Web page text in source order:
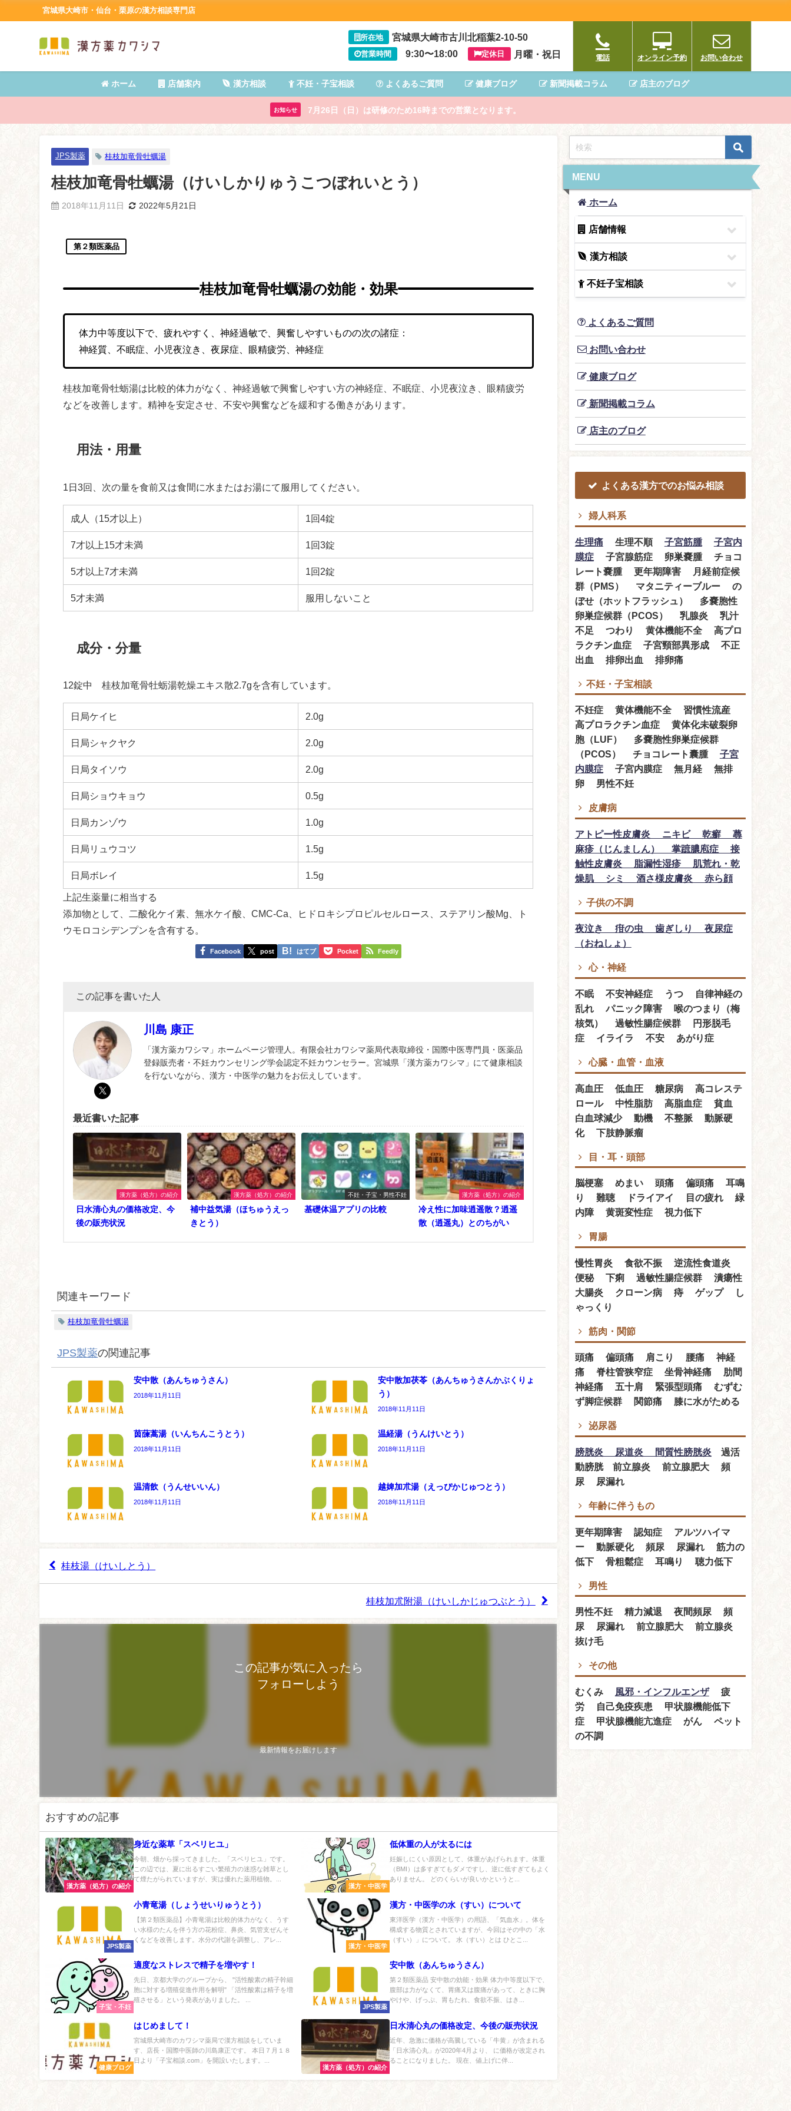
宮城県大崎市・仙台・栗原の漢方相談専門店
所在地 宮城県大崎市古川北稲葉2-10-50
営業時間 9:30〜18:00 定休日 月曜・祝日 電話 オンライン予約 お問い合わせ
ホーム 店舗案内 漢方相談 不妊・子宝相談 よくあるご質問 健康ブログ 新聞掲載コラム 店主のブログ
お知らせ 7月26日（日）は研修のため16時までの営業となります。
JPS製薬 桂枝加竜骨牡蠣湯
桂枝加竜骨牡蠣湯（けいしかりゅうこつぼれいとう）
2018年11月11日 2022年5月21日
第２類医薬品
桂枝加竜骨牡蠣湯の効能・効果
体力中等度以下で、疲れやすく、神経過敏で、興奮しやすいものの次の諸症：
神経質、不眠症、小児夜泣き、夜尿症、眼精疲労、神経症
桂枝加竜骨牡蛎湯は比較的体力がなく、神経過敏で興奮しやすい方の神経症、不眠症、小児夜泣き、眼精疲労
などを改善します。精神を安定させ、不安や興奮などを緩和する働きがあります。
用法・用量
1日3回、次の量を食前又は食間に水またはお湯にて服用してください。
成人（15才以上） 1回4錠
7才以上15才未満 1回3錠
5才以上7才未満 1回2錠
5才未満 服用しないこと
成分・分量
12錠中 桂枝加竜骨牡蛎湯乾燥エキス散2.7gを含有しています。
日局ケイヒ 2.0g
日局シャクヤク 2.0g
日局タイソウ 2.0g
日局ショウキョウ 0.5g
日局カンゾウ 1.0g
日局リュウコツ 1.5g
日局ボレイ 1.5g
上記生薬量に相当する
添加物として、二酸化ケイ素、無水ケイ酸、CMC-Ca、ヒドロキシプロピルセルロース、ステアリン酸Mg、ト
ウモロコシデンプンを含有する。
Facebook post はてブ Pocket Feedly
この記事を書いた人
川島 康正
「漢方薬カワシマ」ホームページ管理人。有限会社カワシマ薬局代表取締役・国際中医専門員・医薬品
登録販売者・不妊カウンセリング学会認定不妊カウンセラー。宮城県「漢方薬カワシマ」にて健康相談
を行ないながら、漢方・中医学の魅力をお伝えしています。
最近書いた記事
漢方薬（処方）の紹介
日水清心丸の価格改定、今
後の販売状況
漢方薬（処方）の紹介
補中益気湯（ほちゅうえっ
きとう）
不妊・子宝・男性不妊
基礎体温アプリの比較
漢方薬（処方）の紹介
冷え性に加味逍遥散？逍遥
散（逍遥丸）とのちがい
関連キーワード
桂枝加竜骨牡蠣湯
JPS製薬の関連記事
安中散（あんちゅうさん）
2018年11月11日
安中散加茯苓（あんちゅうさんかぶくりょ
う）
2018年11月11日
茵蔯蒿湯（いんちんこうとう）
2018年11月11日
温経湯（うんけいとう）
2018年11月11日
温清飲（うんせいいん）
2018年11月11日
越婢加朮湯（えっぴかじゅつとう）
2018年11月11日
桂枝湯（けいしとう）
桂枝加朮附湯（けいしかじゅつぶとう）
この記事が気に入ったら
フォローしよう
最新情報をお届けします
おすすめの記事
漢方薬（処方）の紹介
身近な薬草「スベリヒユ」
今朝、畑から採ってきました。「スベリヒユ」です。
この辺では、夏に出るすごい繁殖力の迷惑な雑草とし
て煙たがられていますが、実は優れた薬用植物。...
漢方・中医学
低体重の人が太るには
妊娠しにくい原因として、体重があげられます。体重
（BMI）は多すぎてもダメですし、逆に低すぎてもよく
ありません。 どのくらいが良いかというと...
JPS製薬
小青竜湯（しょうせいりゅうとう）
【第２類医薬品】小青竜湯は比較的体力がなく、うす
い水様のたんを伴う方の花粉症、鼻炎、気管支ぜんそ
くなどを改善します。水分の代謝を調整し、アレ...
漢方・中医学
漢方・中医学の水（すい）について
東洋医学（漢方・中医学）の用語、「気血水」。体を
構成する物質とされていますが、今回はその中の「水
（すい）」について。 水（すい）とは ひとこ...
子宝・不妊
適度なストレスで精子を増やす！
先日、京都大学のグループから、 "活性酸素の精子幹細
胞に対する増殖促進作用を解明" 「活性酸素は精子を増
殖させる」という発表がありました。 ...
JPS製薬
安中散（あんちゅうさん）
第２類医薬品 安中散の効能・効果 体力中等度以下で、
腹部は力がなくて、胃痛又は腹痛があって、ときに胸
やけや、げっぷ、胃もたれ、食欲不振、はき...
健康ブログ
はじめまして！
宮城県大崎市のカワシマ薬局で漢方相談をしていま
す、店長・国際中医師の川島康正です。 本日７月１８
日より「子宝相談.com」を開設いたします。...
漢方薬（処方）の紹介
日水清心丸の価格改定、今後の販売状況
近年、急激に価格が高騰している「牛黄」が含まれる
「日水清心丸」が2020年4月より、 に価格が改定され
ることになりました。 現在、値上げに伴...
MENU
ホーム
店舗情報
漢方相談
不妊子宝相談
よくあるご質問
お問い合わせ
健康ブログ
新聞掲載コラム
店主のブログ
よくある漢方でのお悩み相談
婦人科系
生理痛生理不順 子宮筋腫
子宮内
膜症子宮腺筋症 卵巣嚢腫 チョコ
レート嚢腫 更年期障害 月経前症候
群（PMS） マタニティーブルー の
ぼせ（ホットフラッシュ） 多嚢胞性
卵巣症候群（PCOS） 乳腺炎 乳汁
不足 つわり 黄体機能不全 高プロ
ラクチン血症 子宮頸部異形成 不正
出血 排卵出血 排卵痛
不妊・子宝相談
不妊症 黄体機能不全 習慣性流産
高プロラクチン血症 黄体化未破裂卵
胞（LUF） 多嚢胞性卵巣症候群
（PCOS） チョコレート囊腫 子宮
内膜症子宮内膜症 無月経 無排
卵 男性不妊
皮膚病
アトピー性皮膚炎 ニキビ 乾癬 蕁
麻疹（じんましん） 掌蹠膿庖症 接
触性皮膚炎 脂漏性湿疹 肌荒れ・乾
燥肌 シミ 酒さ様皮膚炎 赤ら顔
子供の不調
夜泣き 疳の虫 歯ぎしり 夜尿症
（おねしょ）
心・神経
不眠 不安神経症 うつ 自律神経の
乱れ パニック障害 喉のつまり（梅
核気） 過敏性腸症候群 円形脱毛
症 イライラ 不安 あがり症
心臓・血管・血液
高血圧 低血圧 糖尿病 高コレステ
ロール 中性脂肪 高脂血症 貧血
白血球減少 動機 不整脈 動脈硬
化 下肢静脈瘤
目・耳・頭部
脳梗塞 めまい 頭痛 偏頭痛 耳鳴
り 難聴 ドライアイ 目の疲れ 緑
内障 黄斑変性症 視力低下
胃腸
慢性胃炎 食欲不振 逆流性食道炎
便秘 下痢 過敏性腸症候群 潰瘍性
大腸炎 クローン病 痔 ゲップ し
ゃっくり
筋肉・関節
頭痛 偏頭痛 肩こり 腰痛 神経
痛 脊柱管狭窄症 坐骨神経痛 肋間
神経痛 五十肩 緊張型頭痛 むずむ
ず脚症候群 関節痛 膝に水がためる
泌尿器
膀胱炎 尿道炎 間質性膀胱炎過活
動膀胱 前立腺炎 前立腺肥大 頻
尿 尿漏れ
年齢に伴うもの
更年期障害 認知症 アルツハイマ
ー 動脈硬化 頻尿 尿漏れ 筋力の
低下 骨粗鬆症 耳鳴り 聴力低下
男性
男性不妊 精力減退 夜間頻尿 頻
尿 尿漏れ 前立腺肥大 前立腺炎
抜け毛
その他
むくみ 風邪・インフルエンザ疲
労 自己免疫疾患 甲状腺機能低下
症 甲状腺機能亢進症 がん ペット
の不調